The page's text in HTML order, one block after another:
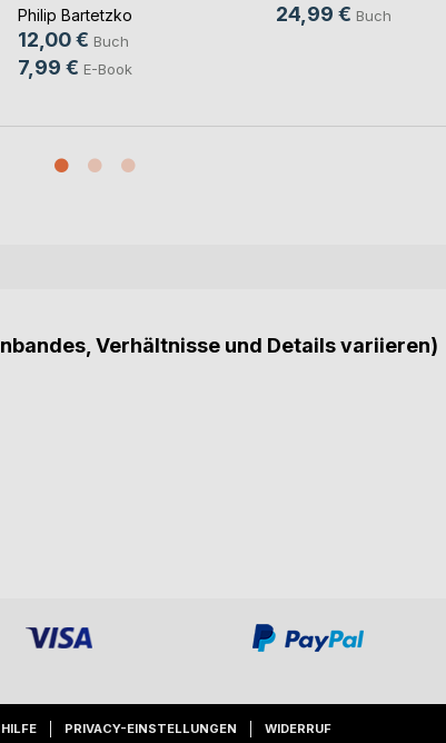
Philip Bartetzko
12,00 € Buch
7,99 € E-Book
24,99 € Buch
Verhältnisse und Details variieren)
HILFE PRIVACY-EINSTELLUNGEN WIDERRUF